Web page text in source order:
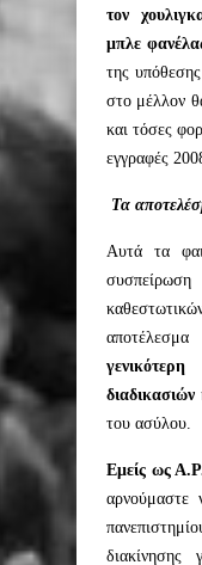
τον
μπλε
της
στο μέλλον
και τόσες
εγγραφές
Τα
Αυτά τα
διαδικασιών
του ασύλου.
Εμείς ως
αρνούμαστε